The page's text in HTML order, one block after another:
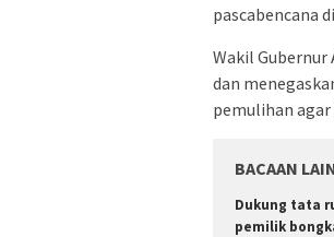
pascabencana
Wakil
dan
pemulihan
BACAAN
Dukung tata
pemilik